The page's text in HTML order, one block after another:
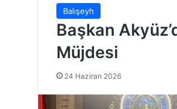
Balışeyh
Başkan
Müjdesi
24 Haziran 2026